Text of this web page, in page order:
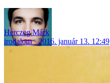
Herczeg Márk
irodalom
2016. január 13. 12:49